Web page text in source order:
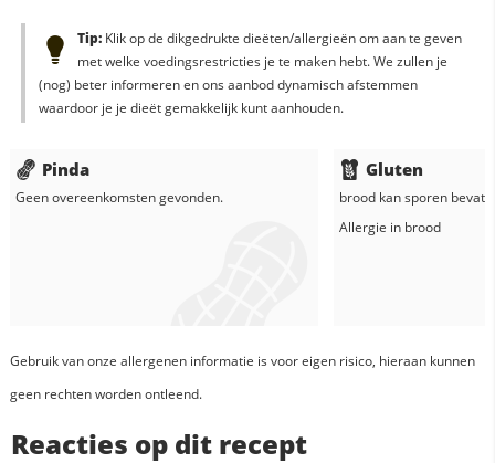
Tip:Klik op de dikgedrukte dieëten/allergieën om aan te geven
met welke voedingsrestricties je te maken hebt. We zullen je
(nog) beter informeren en ons aanbod dynamisch afstemmen
waardoor je je dieët gemakkelijk kunt aanhouden.
Pinda
Geen overeenkomsten gevonden.
Gluten
broodkan sporen
Allergie in brood
Gebruik van onze allergenen informatie is voor eigen risico, hieraan kunnen
geen rechten worden ontleend.
Reacties op dit recept